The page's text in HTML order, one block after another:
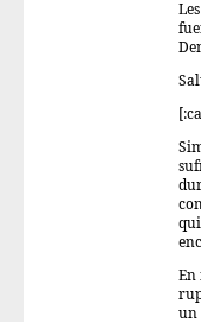
En
un